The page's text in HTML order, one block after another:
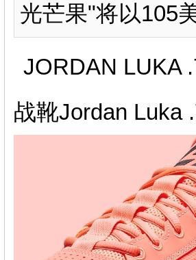
光芒果"将以105
JORDAN LUKA
战靴Jordan Luka